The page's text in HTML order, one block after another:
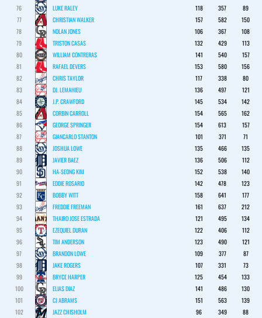
76
LUKE RALEY 118 357
89
77
CHRISTIAN WALKER 157 582
150
78
NOLAN JONES 106 367
108
79
TRISTON CASAS 132 429
113
80
WILLIAM CONTRERAS 141 540
157
81
RAFAEL DEVERS 153 580
156
82
CHRIS TAYLOR 117 338
80
83
DJ. LEMAHIEU 136 497
121
84
J.P. CRAWFORD 145 534
142
85
CORBIN CARROLL 154 565
162
86
GEORGE SPRINGER 154 613
157
87
GIANCARLO STANTON 101 371
71
88
JOSHUA LOWE 135 466
135
89
JAVIER BAEZ 136 506
112
90
HA-SEONG KIM 152 538
140
91
EDDIE ROSARIO 142 478
123
92
BOBBY WITT 158 641
177
93
FREDDIE FREEMAN 161 637
212
94
THAIRO JOSE ESTRADA 121 495
134
95
EZEQUIEL DURAN 122 406
112
96
TIM ANDERSON 123 490
121
97
BRANDON LOWE 109 377
87
98
JAKE ROGERS 107 331
73
99
BRYCE HARPER 125 454
133
100
ELIAS DIAZ 141 486
130
101
CJ ABRAMS 151 563
139
102
JAZZ CHISHOLM 96 349
88